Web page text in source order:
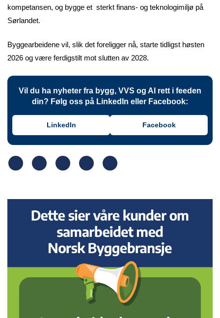
kompetansen, og bygge et sterkt finans- og teknologimiljø på
Sørlandet.
Byggearbeidene vil, slik det foreligger nå, starte tidligst høsten
2026 og være ferdigstilt mot slutten av 2028.
Vil du ha nyheter fra bygg, VVS og AI rett i feeden
din? Følg oss på LinkedIn eller Facebook:
LinkedIn Facebook